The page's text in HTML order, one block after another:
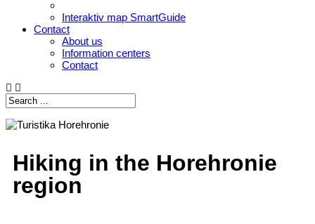
Interaktiv map SmartGuide
Contact
About us
Information centers
Contact
Hiking in the Horehronie
region